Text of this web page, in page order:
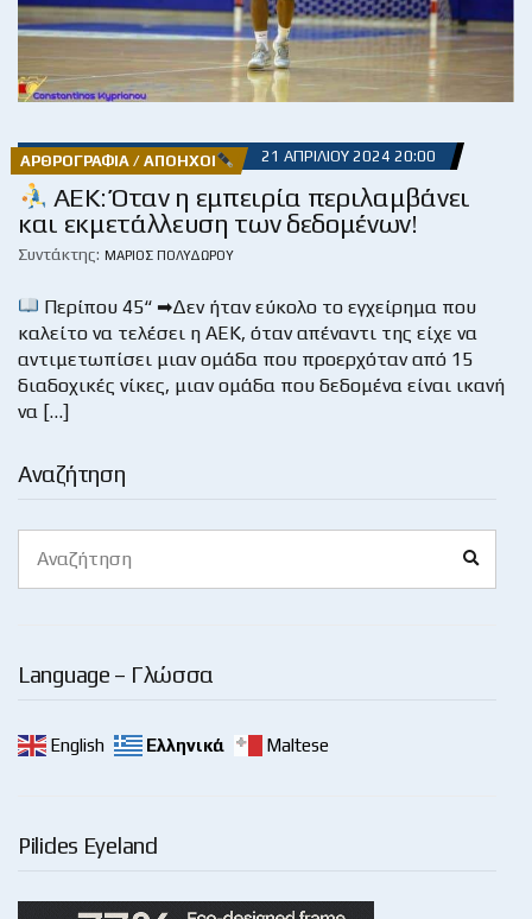
Αναζήτηση
for:
Language – Γλώσσα
English Ελληνικά Maltese
Pilides Eyeland
ΑΡΘΡΟΓΡΑΦΊΑ / ΑΠΌΗΧΟΙ 21 ΑΠΡΙΛΊΟΥ 2024 20:00
ΑΕΚ: Όταν η εμπειρία περιλαμβάνει
και εκμετάλλευση των δεδομένων!
Συντάκτης: ΜΆΡΙΟΣ ΠΟΛΥΔΏΡΟΥ
Περίπου 45“ ➡Δεν ήταν εύκολο το εγχείρημα που
καλείτο να τελέσει η ΑΕΚ, όταν απέναντι της είχε να
αντιμετωπίσει μιαν ομάδα που προερχόταν από 15
διαδοχικές νίκες, μιαν ομάδα που δεδομένα είναι ικανή
να […]